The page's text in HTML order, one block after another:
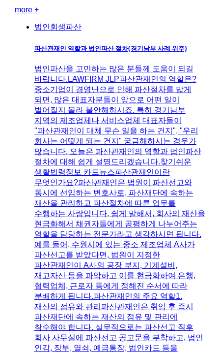
more +
법인회생파산
파산관재인 역할과 법인파산 절차(경기남부 사례 위주)
법인파산을 고민하는 많은 분들께 도움이 되길
바랍니다.LAWFIRM JLP파산관재인의 역할은?
중소기업이 경영난으로 인해 파산절차를 밟게
되면, 많은 대표자분들이 앞으로 어떤 일이
벌어질지 몰라 불안해하시죠. 특히 경기남부
지역의 제조업체나 서비스업체 대표자들이
"파산관재인이 대체 무슨 일을 하는 건지", "우리
회사는 어떻게 되는 건지" 궁금해하시는 경우가
많습니다. ​오늘은 파산관재인의 역할과 법인파산
절차에 대해 쉽게 설명드리겠습니다.찾기쉬운
생활법령정보 카드뉴스​파산관재인이란
무엇인가요?파산관재인은 법원이 파산선고와
동시에 선임하는 변호사로, 파산재단에 속하는
재산을 관리하고 파산절차에 따른 업무를
수행하는 사람입니다. 쉽게 말해서, 회사의 재산을
현금화해서 채권자들에게 공평하게 나누어주는
역할을 담당하는 전문가라고 생각하시면 됩니다.​
예를 들어, 수원시에 있는 중소 제조업체 A사가
파산선고를 받았다면, 법원이 지정한
파산관재인이 A사의 공장 부지, 기계설비,
재고자산 등을 파악하고 이를 현금화하여 은행,
협력업체, 근로자 등에게 정해진 순서에 따라
분배하게 됩니다.​파산관재인의 주요 역할1.
재산의 점유와 관리​파산관재인은 취임 후 즉시
파산재단에 속하는 재산의 점유 및 관리에
착수해야 합니다. 실무적으로는 파산선고 직후
회사 사무실에 파산선고 공고문을 부착하고, 법인
인감, 장부, 열쇠, 예금통장, 법인카드 등을